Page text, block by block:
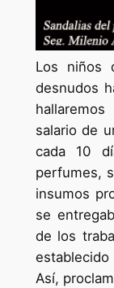
Los niños
desnudos
salario de
cada 10
perfumes,
insumos
se
de los
establecido
Así,